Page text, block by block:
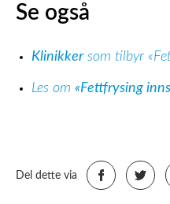
Se også
Klinikkersom tilbyr
Les om «Fettfrysing
Del dette via